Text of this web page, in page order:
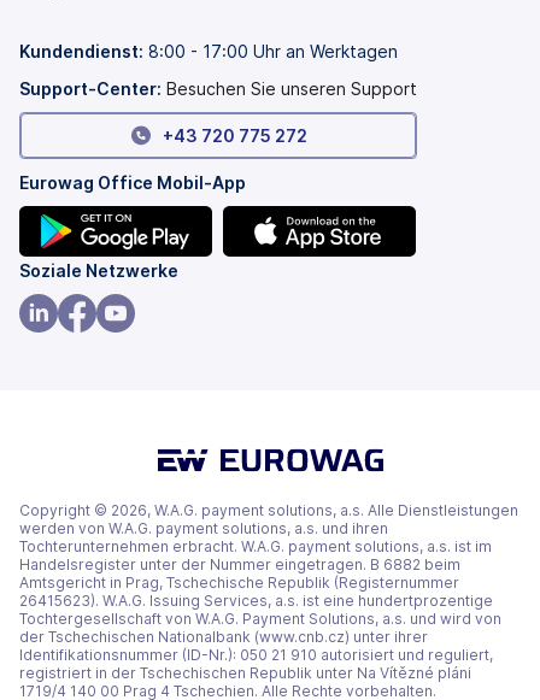
Tab
neuen
geöffnet)
Kundendienst: 8:00 - 17:00 Uhr an Werktagen
Support-Center: Besuchen Sie unseren Support
+43 720 775 272
Eurowag Office Mobil-App
(wird
in
einem
Soziale Netzwerke
Copyright © 2026, W.A.G. payment solutions, a.s. Alle Dienstleistungen
werden von W.A.G. payment solutions, a.s. und ihren
Tochterunternehmen erbracht. W.A.G. payment solutions, a.s. ist im
Handelsregister unter der Nummer eingetragen. B 6882 beim
Amtsgericht in Prag, Tschechische Republik (Registernummer
26415623). W.A.G. Issuing Services, a.s. ist eine hundertprozentige
Tochtergesellschaft von W.A.G. Payment Solutions, a.s. und wird von
der Tschechischen Nationalbank (www.cnb.cz) unter ihrer
Identifikationsnummer (ID-Nr.): 050 21 910 autorisiert und reguliert,
registriert in der Tschechischen Republik unter Na Vítězné pláni
1719/4 140 00 Prag 4 Tschechien. Alle Rechte vorbehalten.